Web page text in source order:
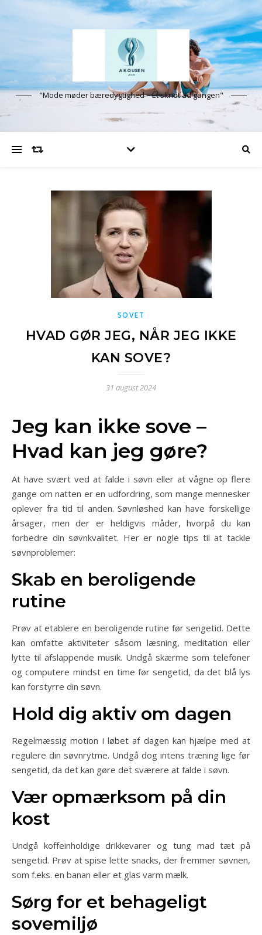
"Mode møder bæredygtighed – Ét skridt ad gangen"
SOVET
HVAD GØR JEG, NÅR JEG IKKE
KAN SOVE?
31 august 2024
Jeg kan ikke sove –
Hvad kan jeg gøre?
At have svært ved at falde i søvn eller at vågne op flere
gange om natten er en udfordring, som mange mennesker
oplever fra tid til anden. Søvnløshed kan have forskellige
årsager, men der er heldigvis måder, hvorpå du kan
forbedre din søvnkvalitet. Her er nogle tips til at tackle
søvnproblemer:
Skab en beroligende
rutine
Prøv at etablere en beroligende rutine før sengetid. Dette
kan omfatte aktiviteter såsom læsning, meditation eller
lytte til afslappende musik. Undgå skærme som telefoner
og computere mindst en time før sengetid, da det blå lys
kan forstyrre din søvn.
Hold dig aktiv om dagen
Regelmæssig motion i løbet af dagen kan hjælpe med at
regulere din søvnrytme. Undgå dog intens træning lige før
sengetid, da det kan gøre det sværere at falde i søvn.
Vær opmærksom på din
kost
Undgå koffeinholdige drikkevarer og tung mad tæt på
sengetid. Prøv at spise lette snacks, der fremmer søvnen,
som f.eks. en banan eller et glas varm mælk.
Sørg for et behageligt
sovemiljø